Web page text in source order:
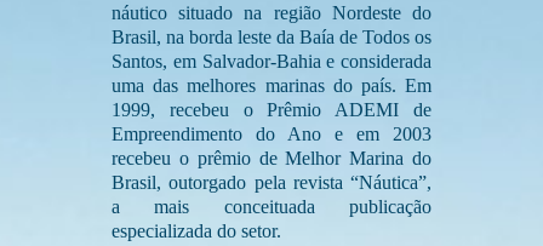
náutico situado na região Nordeste do
Brasil, na borda leste da Baía de Todos os
Santos, em Salvador-Bahia e considerada
uma das melhores marinas do país. Em
1999, recebeu o Prêmio ADEMI de
Empreendimento do Ano e em 2003
recebeu o prêmio de Melhor Marina do
Brasil, outorgado pela revista “Náutica”,
a mais conceituada publicação
especializada do setor.